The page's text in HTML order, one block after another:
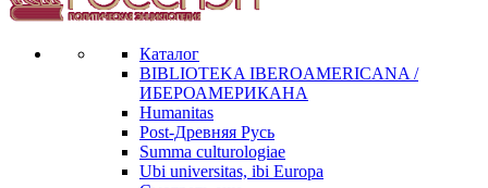
Каталог
BIBLIOTEKA IBEROAMERICANA /
ИБЕРОАМЕРИКАНА
Humanitas
Post-Древняя Русь
Summa culturologiae
Ubi universitas, ibi Europa